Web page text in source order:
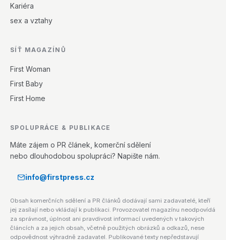
Kariéra
sex a vztahy
SÍŤ MAGAZÍNŮ
First Woman
First Baby
First Home
SPOLUPRÁCE & PUBLIKACE
Máte zájem o PR článek, komerční sdělení
nebo dlouhodobou spolupráci? Napište nám.
info@firstpress.cz
Obsah komerčních sdělení a PR článků dodávají sami zadavatelé, kteří
jej zasílají nebo vkládají k publikaci. Provozovatel magazínu neodpovídá
za správnost, úplnost ani pravdivost informací uvedených v takových
článcích a za jejich obsah, včetně použitých obrázků a odkazů, nese
odpovědnost výhradně zadavatel. Publikované texty nepředstavují